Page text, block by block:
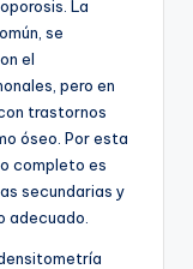
La
se
el
pero en
trastornos
óseo. Por esta
completo es
secundarias y
adecuado.